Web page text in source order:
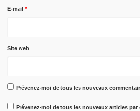
E-mail *
Site web
Prévenez-moi de tous les nouveaux
Prévenez-moi de tous les nouveaux articles par